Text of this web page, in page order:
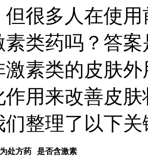
但很多人在使
素类药吗？答
激素类的皮肤
作用来改善皮
们整理了以下
处方药
是否含激素